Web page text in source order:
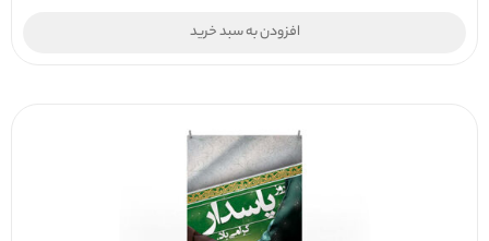
افزودن به سبد خرید